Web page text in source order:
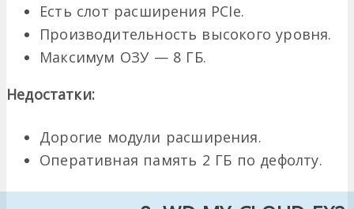
Есть слот расширения PCIe.
Производительность высокого уровня.
Максимум ОЗУ — 8 ГБ.
Недостатки:
Дорогие модули расширения.
Оперативная память 2 ГБ по дефолту.